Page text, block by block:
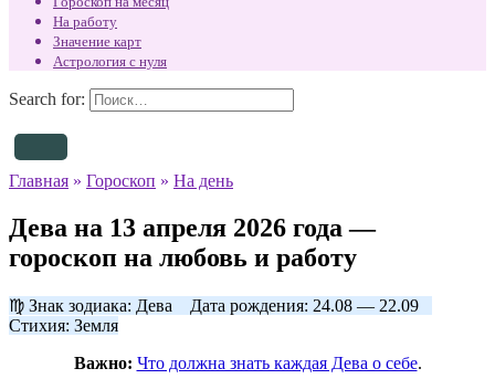
На работу
Значение карт
Астрология с нуля
Search for:
Главная » Гороскоп » На день
Дева на 13 апреля 2026 года —
гороскоп на любовь и работу
♍ Знак зодиака: Дева Дата рождения: 24.08 — 22.09
Стихия: Земля
Важно: Что должна знать каждая Дева о себе.